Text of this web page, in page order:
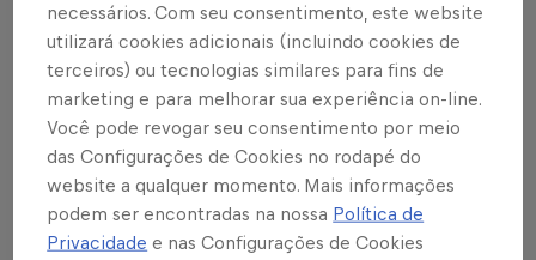
9 Etapas
O rali da Finlândia é um clássico absoluto
no WRC e tem uma das etapas mais
rápidas do circuito, com saltos
impressionantes e paisagens incríveis.
Coragem e determinação são essenciais
necessários. Com seu consentimento, este website
utilizará cookies adicionais (incluindo cookies de
terceiros) ou tecnologias similares para fins de
marketing e para melhorar sua experiência on-line.
Você pode revogar seu consentimento por meio
das Configurações de Cookies no rodapé do
website a qualquer momento. Mais informações
podem ser encontradas na nossa Política de
Privacidade e nas Configurações de Cookies